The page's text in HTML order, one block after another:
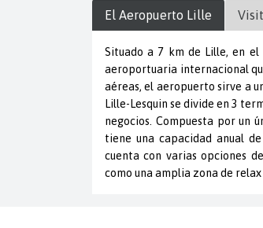
El Aeropuerto Lille
Situado a 7 km de Lille, en
aeroportuaria internacional
aéreas, el aeropuerto sirve a
Lille-Lesquin se divide en 3
negocios. Compuesta por un
tiene una capacidad anual
cuenta con varias opciones
como una amplia zona de relax